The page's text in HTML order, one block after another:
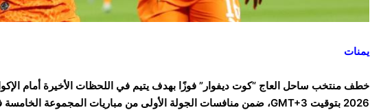
يمنات
2026 بتوقيت GMT+3، ضمن منافسات الجولة الأولى من مباريات المجموعة الخامسة في كأس العالم 2026.